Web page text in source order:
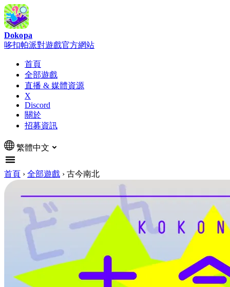
Dokopa
哆扣帕派對遊戲官方網站
首頁
全部遊戲
直播 & 媒體資源
X
Discord
關於
招募資訊
繁體中文
首頁 › 全部遊戲 › 古今南北